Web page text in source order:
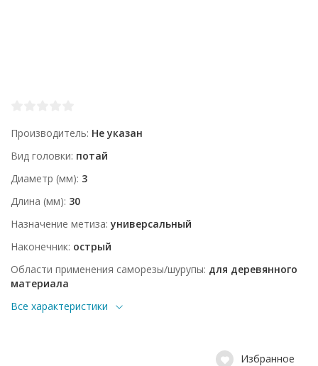
Производитель Не указан
Вид головки потай
Диаметр (мм) 3
Длина (мм) 30
Назначение метиза универсальный
Наконечник острый
Области применения саморезы/шурупы для деревянного
материала
Все характеристики
Избранное